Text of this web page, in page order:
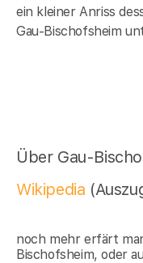
ein kleiner Anriss
Gau-Bischofsheim
Über Gau-
Wikipedia
noch mehr erfärt
Bischofsheim, oder